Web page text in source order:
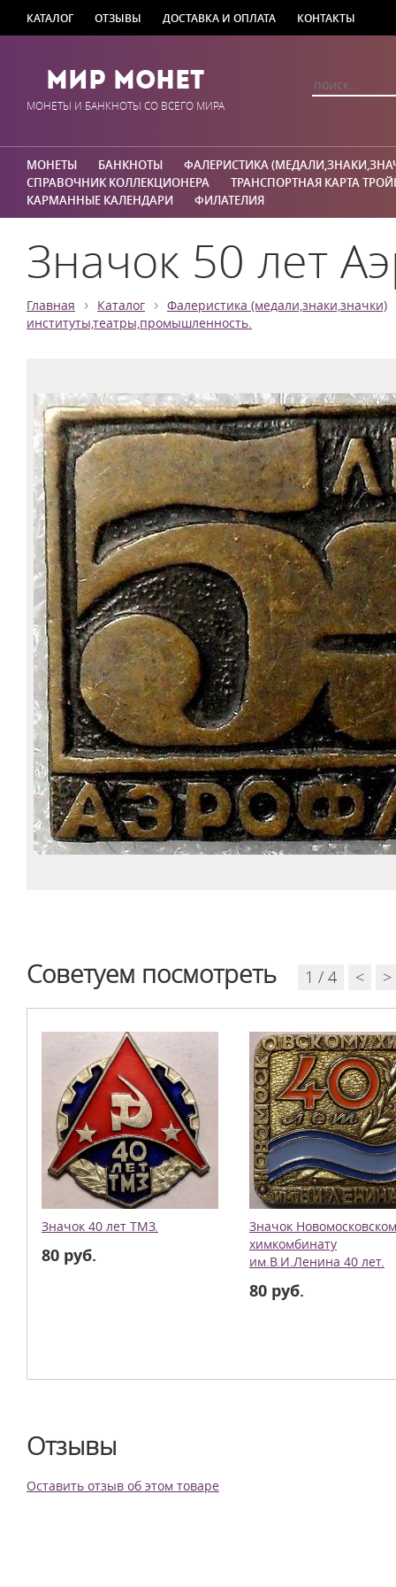
КАТАЛОГ ОТЗЫВЫ ДОСТАВКА И ОПЛАТА КОНТАКТЫ
Мир Монет
МОНЕТЫ И БАНКНОТЫ СО ВСЕГО МИРА
МОНЕТЫ БАНКНОТЫ
ФАЛЕРИСТИКА
СПРАВОЧНИК КОЛЛЕКЦИОНЕРА
ТРАНСПОРТНАЯ КАРТА
КАРМАННЫЕ КАЛЕНДАРИ
ФИЛАТЕЛИЯ
Значок 50 лет
Главная › Каталог › Фалеристика (медали,знаки,значки)
институты,театры,промышленность.
Советуем посмотреть 1 / 4 < >
Значок 40 лет ТМЗ.
80 руб.
Значок
химкомбинату
им.В.И.Ленина 40 лет.
80 руб.
Отзывы
Оставить отзыв об этом товаре